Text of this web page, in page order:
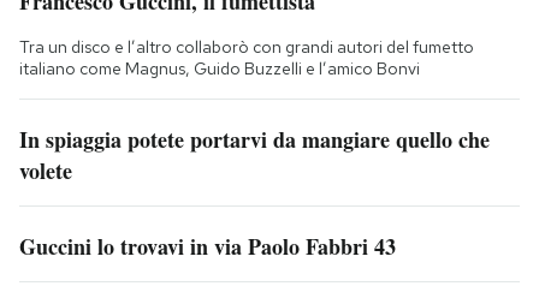
Tra un disco e l’altro collaborò con grandi autori del fumetto
italiano come Magnus, Guido Buzzelli e l’amico Bonvi
In spiaggia potete portarvi da mangiare quello che
volete
Guccini lo trovavi in via Paolo Fabbri 43